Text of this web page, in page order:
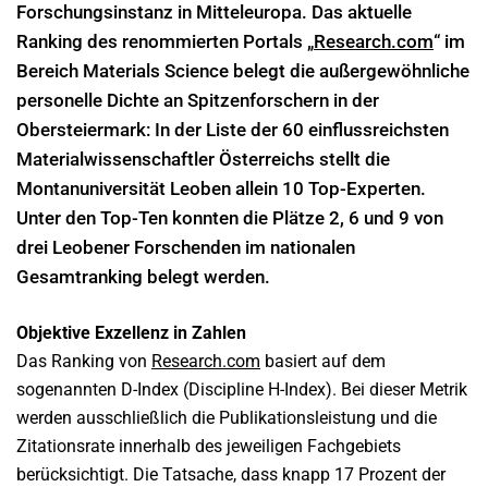
Forschungsinstanz in Mitteleuropa. Das aktuelle
Ranking des renommierten Portals „Research.com“ im
Bereich Materials Science belegt die außergewöhnliche
personelle Dichte an Spitzenforschern in der
Obersteiermark: In der Liste der 60 einflussreichsten
Materialwissenschaftler Österreichs stellt die
Montanuniversität Leoben allein 10 Top-Experten.
Unter den Top-Ten konnten die Plätze 2, 6 und 9 von
drei Leobener Forschenden im nationalen
Gesamtranking belegt werden.
Objektive Exzellenz in Zahlen
Das Ranking von Research.com basiert auf dem
sogenannten D-Index (Discipline H-Index). Bei dieser Metrik
werden ausschließlich die Publikationsleistung und die
Zitationsrate innerhalb des jeweiligen Fachgebiets
berücksichtigt. Die Tatsache, dass knapp 17 Prozent der